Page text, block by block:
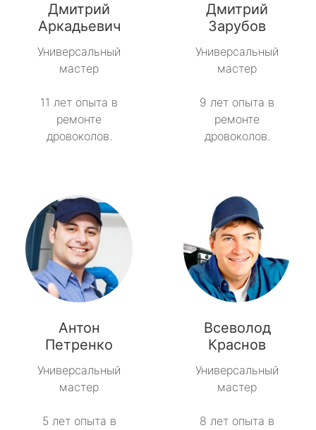
Дмитрий
Аркадьевич
Универсальный
мастер
11 лет опыта в
ремонте
дровоколов.
Дмитрий
Зарубов
Универсальный
мастер
9 лет опыта в
ремонте
дровоколов.
Антон
Петренко
Универсальный
мастер
5 лет опыта в
Всеволод
Краснов
Универсальный
мастер
8 лет опыта в